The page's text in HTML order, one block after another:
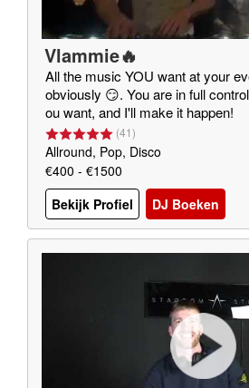
Vlammie🔥
All the music YOU want at your
obviously 😏. You are in full
ou want, and I'll make it happen!
(41)
Allround, Pop, Disco
€400 - €1500
Bekijk Profiel
DJ Boeken